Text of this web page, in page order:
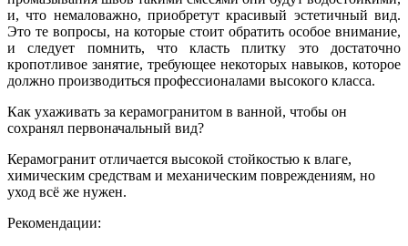
и, что немаловажно, приобретут красивый эстетичный вид.
Это те вопросы, на которые стоит обратить особое внимание,
и следует помнить, что класть плитку это достаточно
кропотливое занятие, требующее некоторых навыков, которое
должно производиться профессионалами высокого класса.
Как ухаживать за керамогранитом в ванной, чтобы он
сохранял первоначальный вид?
Керамогранит отличается высокой стойкостью к влаге,
химическим средствам и механическим повреждениям, но
уход всё же нужен.
Рекомендации: